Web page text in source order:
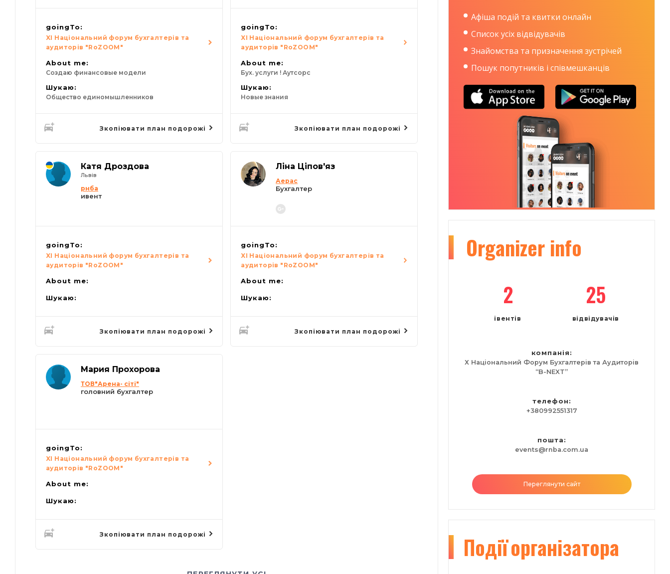
Афіша подій та квитки онлайн
Список усіх відвідувачів
Знайомства та призначення зустрічей
Пошук попутників і співмешканців
goingTo:
XI Національний форум бухгалтерів та
аудиторів "RoZOOM"
About me:
Создаю финансовые модели
Шукаю:
Общество единомышленников
Зкопіювати план подорожі
goingTo:
XI Національний форум бухгалтерів та
аудиторів "RoZOOM"
About me:
Бух. услуги ! Аутсорс
Шукаю:
Новые знания
Зкопіювати план подорожі
Катя Дроздова
Львів
рнба
ивент
goingTo:
XI Національний форум бухгалтерів та
аудиторів "RoZOOM"
About me:
Шукаю:
Зкопіювати план подорожі
Ліна Ціпов'яз
Аерас
Бухгалтер
goingTo:
XI Національний форум бухгалтерів та
аудиторів "RoZOOM"
About me:
Шукаю:
Зкопіювати план подорожі
Мария Прохорова
ТОВ"Арена- сіті"
головний бухгалтер
goingTo:
XI Національний форум бухгалтерів та
аудиторів "RoZOOM"
About me:
Шукаю:
Зкопіювати план подорожі
Organizer info
2
івентів
25
відвідувачів
компанія:
Х Національний Форум Бухгалтерів та Аудиторів
“B-NEXT”
телефон:
+380992551317
пошта:
events@rnba.com.ua
Переглянути сайт
Подіїорганізатора